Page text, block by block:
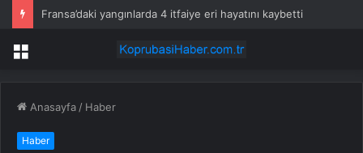
Fransa’daki yangınlarda 4 itfaiye eri hayatını kaybetti
Menü
Anasayfa / Haber
Haber